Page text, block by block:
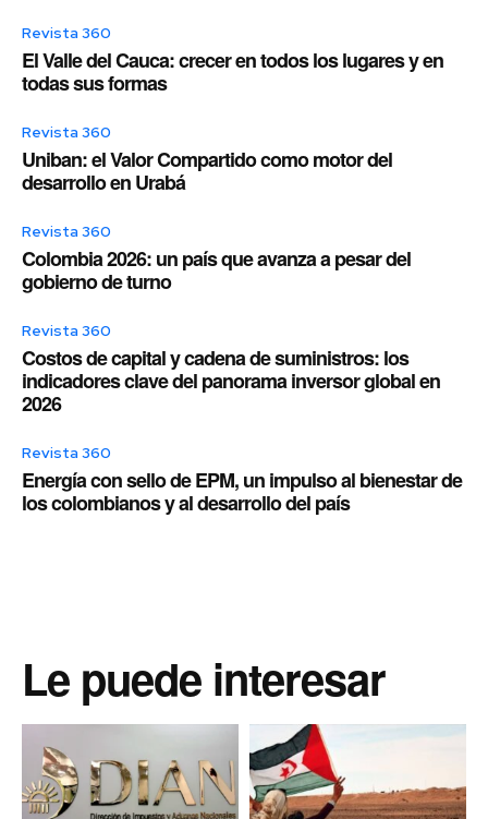
Revista 360
El Valle del Cauca: crecer en todos los lugares y en
todas sus formas
Revista 360
Uniban: el Valor Compartido como motor del
desarrollo en Urabá
Revista 360
Colombia 2026: un país que avanza a pesar del
gobierno de turno
Revista 360
Costos de capital y cadena de suministros: los
indicadores clave del panorama inversor global en
2026
Revista 360
Energía con sello de EPM, un impulso al bienestar de
los colombianos y al desarrollo del país
Le puede interesar